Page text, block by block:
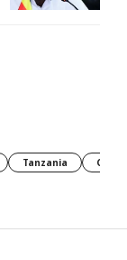
Tanzania CAF